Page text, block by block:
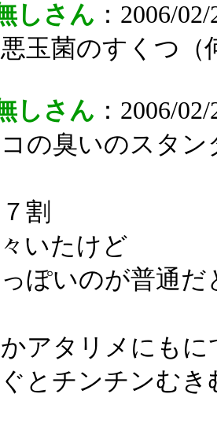
しさん ：2006/
玉菌のすくつ
しさん ：2006/
の臭いのスタ
割
いたけど
ぽいのが普通だ
アタリメにもに
とチンチンむ